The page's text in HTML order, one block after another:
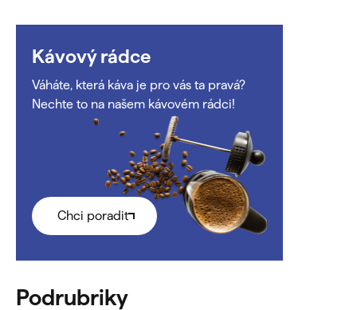
Kávový rádce
Váháte, která káva je pro vás ta pravá?
Nechte to na našem kávovém rádci!
Chci poradit